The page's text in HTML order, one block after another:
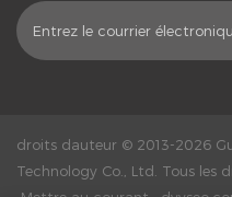
droits dauteur © 2013-2026
Technology Co., Ltd. Tous les